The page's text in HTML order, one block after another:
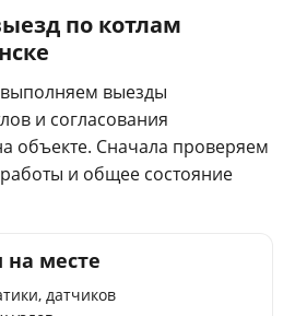
по котлам
выезды
и согласования
объекте. Сначала проверяем
и общее состояние
на месте
датчиков